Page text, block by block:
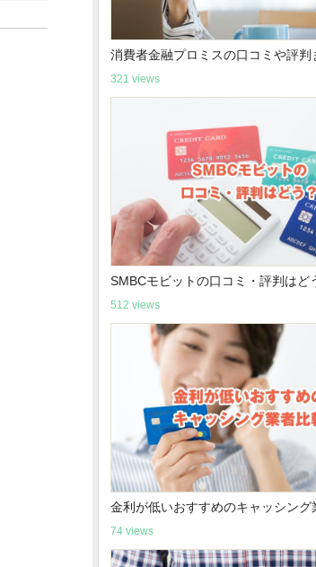
消費者金融プロミスの口コミや評判
321 views
SMBCモビットの口コミ・評判はど
512 views
金利が低いおすすめのキャッシング
74 views